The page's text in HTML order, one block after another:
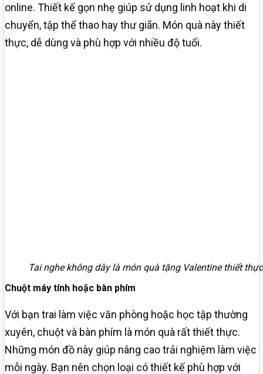
online. Thiết kế gọn nhẹ giúp sử dụng linh hoạt khi di
chuyển, tập thể thao hay thư giãn. Món quà này thiết
thực, dễ dùng và phù hợp với nhiều độ tuổi.
Tai nghe không dây là món quà tặng Valentine thiết
Chuột máy tính hoặc bàn phím
Với bạn trai làm việc văn phòng hoặc học tập thường
xuyên, chuột và bàn phím là món quà rất thiết thực.
Những món đồ này giúp nâng cao trải nghiệm làm việc
mỗi ngày. Bạn nên chọn loại có thiết kế phù hợp với